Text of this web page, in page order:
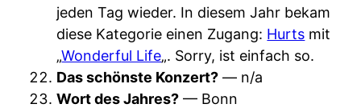
jeden Tag wieder. In diesem Jahr bekam
diese Kategorie einen Zugang: Hurts mit
„Wonderful Life„. Sorry, ist einfach so.
Das schönste Konzert? — n/a
Wort des Jahres? — Bonn